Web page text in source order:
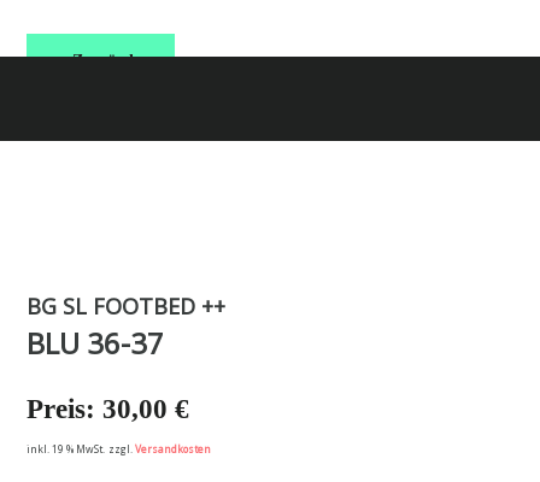
Zurück
BG SL FOOTBED ++
BLU 36-37
30,00 €
inkl. 19 % MwSt. zzgl.Versandkosten